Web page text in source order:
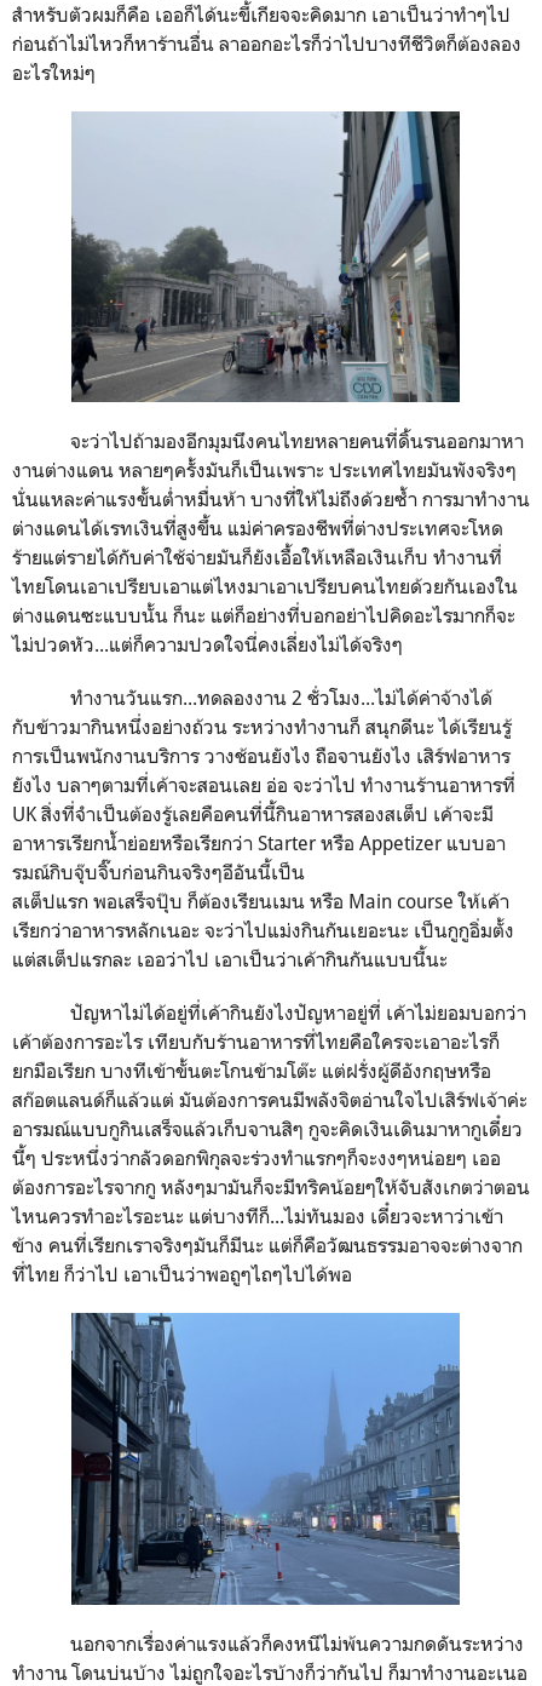
สำหรับตัวผมก็คือ เออก็ได้นะขี้เกียจจะคิดมาก เอาเป็นว่าทำๆไป
ก่อนถ้าไม่ไหวก็หาร้านอื่น ลาออกอะไรก็ว่าไปบางทีชีวิตก็ต้องลอง
อะไรใหม่ๆ
จะว่าไปถ้ามองอีกมุมนึงคนไทยหลายคนที่ดิ้นรนออกมาหา
งานต่างแดน หลายๆครั้งมันก็เป็นเพราะ ประเทศไทยมันพังจริงๆ
นั่นแหละค่าแรงขั้นต่ำหมื่นห้า บางที่ให้ไม่ถึงด้วยซ้ำ การมาทำงาน
ต่างแดนได้เรทเงินที่สูงขึ้น แม่ค่าครองชีพที่ต่างประเทศจะโหด
ร้ายแต่รายได้กับค่าใช้จ่ายมันก็ยังเอื้อให้เหลือเงินเก็บ ทำงานที่
ไทยโดนเอาเปรียบเอาแต่ไหงมาเอาเปรียบคนไทยด้วยกันเองใน
ต่างแดนซะแบบนั้น ก็นะ แต่ก็อย่างที่บอกอย่าไปคิดอะไรมากก็จะ
ไม่ปวดหัว...แต่ก็ความปวดใจนี่คงเลี่ยงไม่ได้จริงๆ
ทำงานวันแรก...ทดลองงาน 2 ชั่วโมง...ไม่ได้ค่าจ้างได้
กับข้าวมากินหนึ่งอย่างถ้วน ระหว่างทำงานก็ สนุกดีนะ ได้เรียนรู้
การเป็นพนักงานบริการ วางช้อนยังไง ถือจานยังไง เสิร์ฟอาหาร
ยังไง บลาๆตามที่เค้าจะสอนเลย อ่อ จะว่าไป ทำงานร้านอาหารที่
UK สิ่งที่จำเป็นต้องรู้เลยคือคนที่นี้กินอาหารสองสเต็ป เค้าจะมี
อาหารเรียกน้ำย่อยหรือเรียกว่า Starter หรือ Appetizer แบบอา
รมณ์กิบจุ๊บจิ๊บก่อนกินจริงๆอีอันนี้เป็น
สเต็ปแรก พอเสร็จปุ๊บ ก็ต้องเรียนเมน หรือ Main courseให้เค้า
เรียกว่าอาหารหลักเนอะ จะว่าไปแม่งกินกันเยอะนะ เป็นกูกูอิ่มตั้ง
แต่สเต็ปแรกละ เออว่าไป เอาเป็นว่าเค้ากินกันแบบนี้นะ
ปัญหาไม่ได้อยู่ที่เค้ากินยังไงปัญหาอยู่ที่ เค้าไม่ยอมบอกว่า
เค้าต้องการอะไร เทียบกับร้านอาหารที่ไทยคือใครจะเอาอะไรก็
ยกมือเรียก บางทีเข้าขั้นตะโกนข้ามโต๊ะ แต่ฝรั่งผู้ดีอังกฤษหรือ
สก๊อตแลนด์ก็แล้วแต่ มันต้องการคนมีพลังจิตอ่านใจไปเสิร์ฟเจ้าค่ะ
อารมณ์แบบกูกินเสร็จแล้วเก็บจานสิๆ กูจะคิดเงินเดินมาหากูเดี๋ยว
นี้ๆ ประหนึ่งว่ากลัวดอกพิกุลจะร่วงทำแรกๆก็จะงงๆหน่อยๆ เออ
ต้องการอะไรจากกู หลังๆมามันก็จะมีทริคน้อยๆให้จับสังเกตว่าตอน
ไหนควรทำอะไรอะนะ แต่บางทีก็...ไม่ทันมอง เดี๋ยวจะหาว่าเข้า
ข้าง คนที่เรียกเราจริงๆมันก็มีนะ แต่ก็คือวัฒนธรรมอาจจะต่างจาก
ที่ไทย ก็ว่าไป เอาเป็นว่าพอถูๆไถๆไปได้พอ
นอกจากเรื่องค่าแรงแล้วก็คงหนีไม่พ้นความกดดันระหว่าง
ทำงาน โดนบ่นบ้าง ไม่ถูกใจอะไรบ้างก็ว่ากันไป ก็มาทำงานอะเนอ